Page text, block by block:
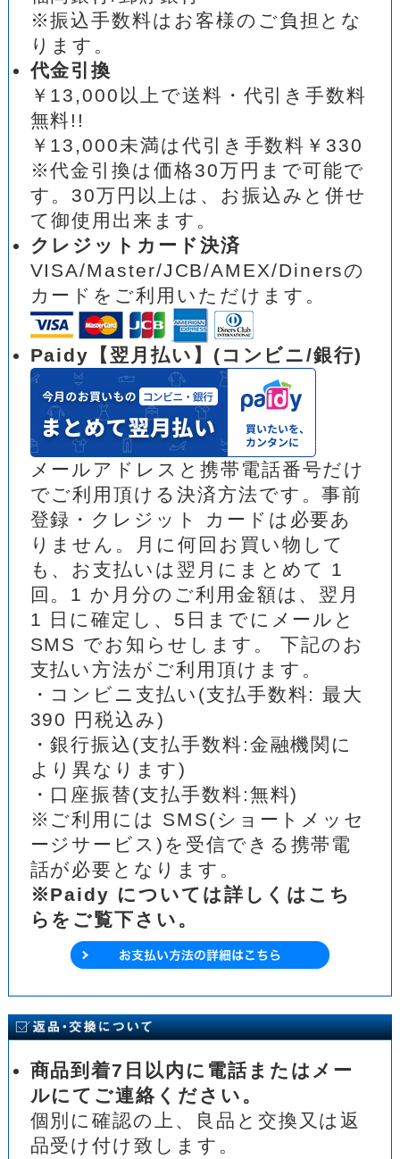
※振込手数料はお客様のご負担とな
ります。
代金引換
￥13,000以上で送料・代引き手数料
無料!!
￥13,000未満は代引き手数料￥330
※代金引換は価格30万円まで可能で
す。30万円以上は、お振込みと併せ
て御使用出来ます。
クレジットカード決済
VISA/Master/JCB/AMEX/Dinersの
カードをご利用いただけます。
Paidy【翌月払い】(コンビニ/銀行)
メールアドレスと携帯電話番号だけ
でご利用頂ける決済方法です。事前
登録・クレジット カードは必要あ
りません。月に何回お買い物して
も、お支払いは翌月にまとめて 1
回。1 か月分のご利用金額は、翌月
1 日に確定し、5日までにメールと
SMS でお知らせします。 下記のお
支払い方法がご利用頂けます。
・コンビニ支払い(支払手数料: 最大
390 円税込み)
・銀行振込(支払手数料:金融機関に
より異なります)
・口座振替(支払手数料:無料)
※ご利用には SMS(ショートメッセ
ージサービス)を受信できる携帯電
話が必要となります。
※Paidy については詳しくはこち
らをご覧下さい。
商品到着7日以内に電話またはメー
ルにてご連絡ください。
個別に確認の上、良品と交換又は返
品受け付け致します。